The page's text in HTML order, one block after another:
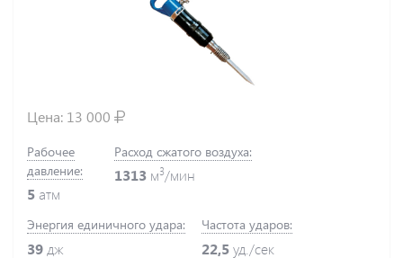
Цена: 13 000
Рабочее
давление:
5 атм
Расход сжатого воздуха:
1313 м3/мин
Энергия единичного удара:
39 дж
Частота ударов:
22,5уд./сек